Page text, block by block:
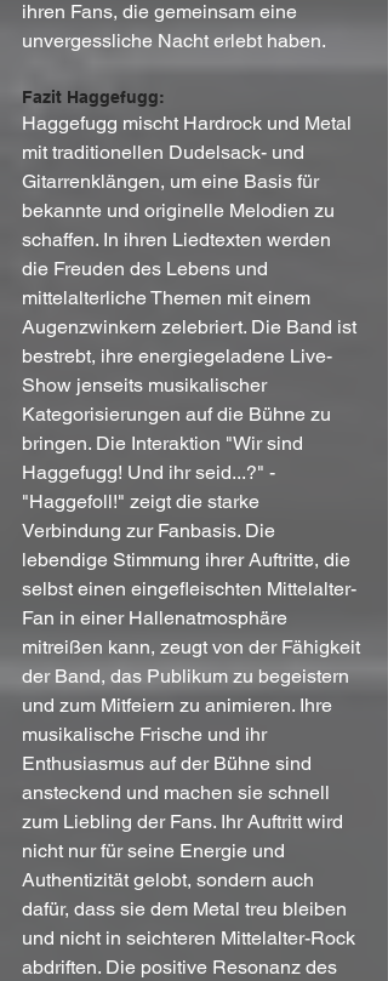
ihren Fans, die gemeinsam eine
unvergessliche Nacht erlebt haben.
Fazit Haggefugg:
Haggefugg mischt Hardrock und Metal
mit traditionellen Dudelsack- und
Gitarrenklängen, um eine Basis für
bekannte und originelle Melodien zu
schaffen. In ihren Liedtexten werden
die Freuden des Lebens und
mittelalterliche Themen mit einem
Augenzwinkern zelebriert. Die Band ist
bestrebt, ihre energiegeladene Live-
Show jenseits musikalischer
Kategorisierungen auf die Bühne zu
bringen. Die Interaktion "Wir sind
Haggefugg! Und ihr seid...?" -
"Haggefoll!" zeigt die starke
Verbindung zur Fanbasis. Die
lebendige Stimmung ihrer Auftritte, die
selbst einen eingefleischten Mittelalter-
Fan in einer Hallenatmosphäre
mitreißen kann, zeugt von der Fähigkeit
der Band, das Publikum zu begeistern
und zum Mitfeiern zu animieren. Ihre
musikalische Frische und ihr
Enthusiasmus auf der Bühne sind
ansteckend und machen sie schnell
zum Liebling der Fans. Ihr Auftritt wird
nicht nur für seine Energie und
Authentizität gelobt, sondern auch
dafür, dass sie dem Metal treu bleiben
und nicht in seichteren Mittelalter-Rock
abdriften. Die positive Resonanz des